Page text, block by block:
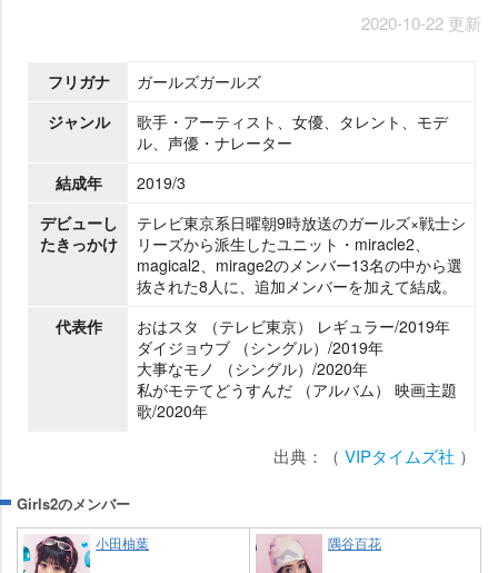
2020-10-22 更新
フリガナ
ガールズガールズ
ジャンル
歌手・アーティスト、女優、タレント、モデ
ル、声優・ナレーター
結成年
2019/3
デビューし
たきっかけ
テレビ東京系日曜朝9時放送のガールズ×戦士シ
リーズから派生したユニット・miracle2、
magical2、mirage2のメンバー13名の中から選
抜された8人に、追加メンバーを加えて結成。
代表作
おはスタ （テレビ東京） レギュラー/2019年
ダイジョウブ （シングル）/2019年
大事なモノ （シングル）/2020年
私がモテてどうすんだ （アルバム） 映画主題
歌/2020年
出典：（ VIPタイムズ社 ）
Girls2のメンバー
小田柚葉 隅谷百花